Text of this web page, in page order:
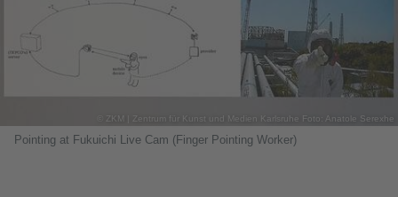
© ZKM | Zentrum für Kunst und Medien Karlsruhe Foto: Anatole Serexhe
Pointing at Fukuichi Live Cam (Finger Pointing Worker)